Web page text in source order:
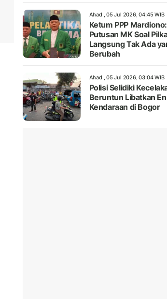
Ahad , 05 Jul 2026, 04:45 WIB
Ketum PPP Mardiono:
Putusan MK Soal
Langsung Tak Ada
Berubah
Ahad , 05 Jul 2026, 03:04 WIB
Polisi Selidiki
Beruntun Libatkan
Kendaraan di Bogor